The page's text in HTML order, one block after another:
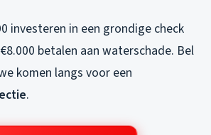
investeren in een grondige check
betalen aan waterschade. Bel
komen langs voor een
.